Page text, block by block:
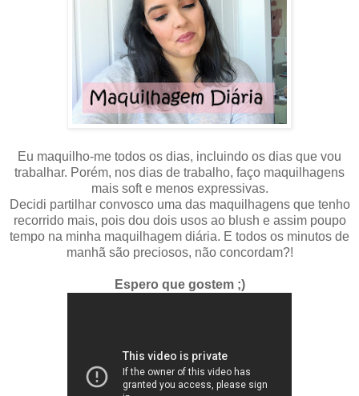
Eu maquilho-me todos os dias, incluindo os dias que vou
trabalhar. Porém, nos dias de trabalho, faço maquilhagens
mais soft e menos expressivas.
Decidi partilhar convosco uma das maquilhagens que tenho
recorrido mais, pois dou dois usos ao blush e assim poupo
tempo na minha maquilhagem diária. E todos os minutos de
manhã são preciosos, não concordam?!
Espero que gostem ;)